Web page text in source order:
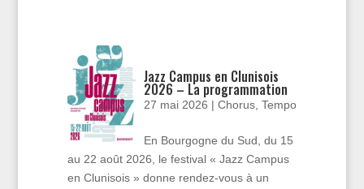
Jazz Campus en Clunisois
2026 – La programmation
27 mai 2026 |Chorus ,Tempo
En Bourgogne du Sud, du 15
au 22 août 2026, le festival « Jazz Campus
en Clunisois » donne rendez-vous à un